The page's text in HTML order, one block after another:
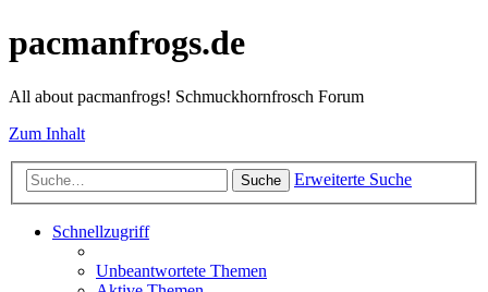
pacmanfrogs.de
All about pacmanfrogs! Schmuckhornfrosch Forum
Zum Inhalt
Suche Erweiterte Suche
Schnellzugriff
Unbeantwortete Themen